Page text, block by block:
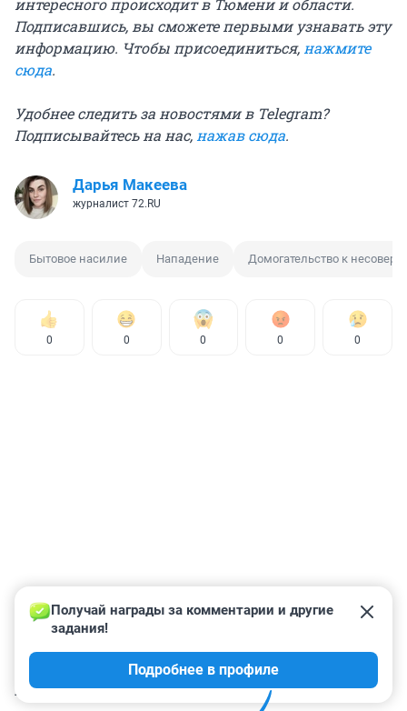
интересного происходит в Тюмени и области.
Подписавшись, вы сможете первыми узнавать эту
информацию. Чтобы присоединиться,нажмите
сюда.
Удобнее следить за новостями в Telegram?
Подписывайтесь на нас,нажав сюда.
Дарья Макеева
журналист 72.RU
Бытовое насилие Нападение Домогательство к
0 0 0 0 0
КОММЕНТАРИИ 67
Получай награды за комментарии и другие
задания!
Подробнее в профиле